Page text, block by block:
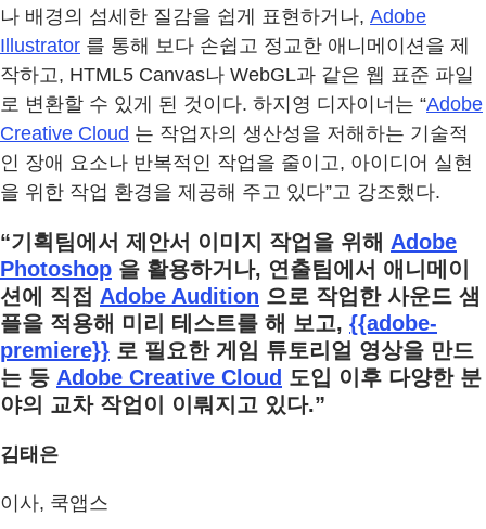
나 배경의 섬세한 질감을 쉽게 표현하거나, Adobe
Illustrator 를 통해 보다 손쉽고 정교한 애니메이션을 제
작하고, HTML5 Canvas나 WebGL과 같은 웹 표준 파일
로 변환할 수 있게 된 것이다. 하지영 디자이너는 “Adobe
Creative Cloud 는 작업자의 생산성을 저해하는 기술적
인 장애 요소나 반복적인 작업을 줄이고, 아이디어 실현
을 위한 작업 환경을 제공해 주고 있다”고 강조했다.
“기획팀에서 제안서 이미지 작업을 위해 Adobe
Photoshop 을 활용하거나, 연출팀에서 애니메이
션에 직접 Adobe Audition 으로 작업한 사운드 샘
플을 적용해 미리 테스트를 해 보고, {{adobe-
premiere}} 로 필요한 게임 튜토리얼 영상을 만드
는 등 Adobe Creative Cloud 도입 이후 다양한 분
야의 교차 작업이 이뤄지고 있다.”
김태은
이사, 쿡앱스